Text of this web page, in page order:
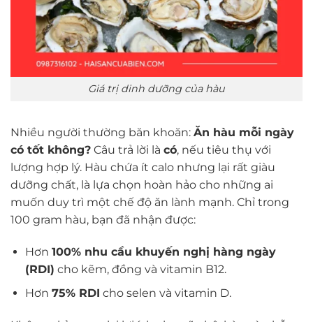
Giá trị dinh dưỡng của hàu
Nhiều người thường băn khoăn: Ăn hàu mỗi ngày
có tốt không? Câu trả lời là có, nếu tiêu thụ với
lượng hợp lý. Hàu chứa ít calo nhưng lại rất giàu
dưỡng chất, là lựa chọn hoàn hảo cho những ai
muốn duy trì một chế độ ăn lành mạnh. Chỉ trong
100 gram hàu, bạn đã nhận được:
Hơn 100% nhu cầu khuyến nghị hàng ngày
(RDI) cho kẽm, đồng và vitamin B12.
Hơn 75% RDI cho selen và vitamin D.